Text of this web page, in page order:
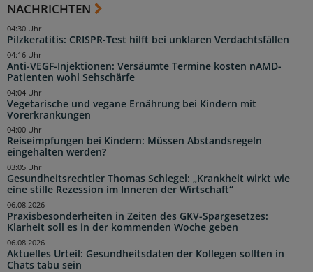
NACHRICHTEN
Pilzkeratitis: CRISPR-Test hilft bei unklaren Verdachtsfällen
04:30 Uhr
Anti-VEGF-Injektionen: Versäumte Termine kosten nAMD-
Patienten wohl Sehschärfe
04:16 Uhr
Vegetarische und vegane Ernährung bei Kindern mit
Vorerkrankungen
04:04 Uhr
Reiseimpfungen bei Kindern: Müssen Abstandsregeln
eingehalten werden?
04:00 Uhr
Gesundheitsrechtler Thomas Schlegel: „Krankheit wirkt wie
eine stille Rezession im Inneren der Wirtschaft“
03:05 Uhr
Praxisbesonderheiten in Zeiten des GKV-Spargesetzes:
Klarheit soll es in der kommenden Woche geben
06.08.2026
Aktuelles Urteil: Gesundheitsdaten der Kollegen sollten in
Chats tabu sein
06.08.2026